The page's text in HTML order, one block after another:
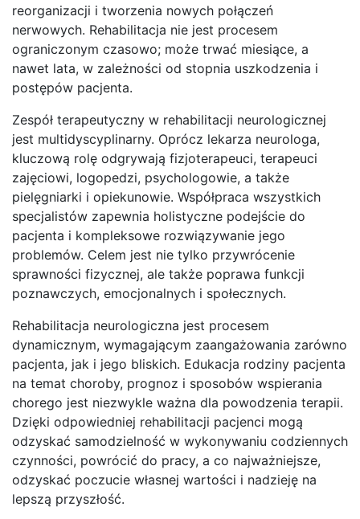
reorganizacji i tworzenia nowych połączeń
nerwowych. Rehabilitacja nie jest procesem
ograniczonym czasowo; może trwać miesiące, a
nawet lata, w zależności od stopnia uszkodzenia i
postępów pacjenta.
Zespół terapeutyczny w rehabilitacji neurologicznej
jest multidyscyplinarny. Oprócz lekarza neurologa,
kluczową rolę odgrywają fizjoterapeuci, terapeuci
zajęciowi, logopedzi, psychologowie, a także
pielęgniarki i opiekunowie. Współpraca wszystkich
specjalistów zapewnia holistyczne podejście do
pacjenta i kompleksowe rozwiązywanie jego
problemów. Celem jest nie tylko przywrócenie
sprawności fizycznej, ale także poprawa funkcji
poznawczych, emocjonalnych i społecznych.
Rehabilitacja neurologiczna jest procesem
dynamicznym, wymagającym zaangażowania zarówno
pacjenta, jak i jego bliskich. Edukacja rodziny pacjenta
na temat choroby, prognoz i sposobów wspierania
chorego jest niezwykle ważna dla powodzenia terapii.
Dzięki odpowiedniej rehabilitacji pacjenci mogą
odzyskać samodzielność w wykonywaniu codziennych
czynności, powrócić do pracy, a co najważniejsze,
odzyskać poczucie własnej wartości i nadzieję na
lepszą przyszłość.